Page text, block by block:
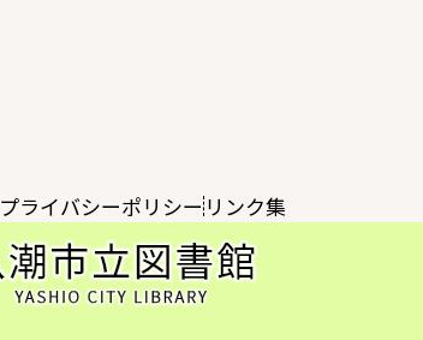
プライバシーポリシー リンク集